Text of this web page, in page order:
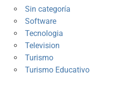
Sin categoría
Software
Tecnologia
Television
Turismo
Turismo Educativo